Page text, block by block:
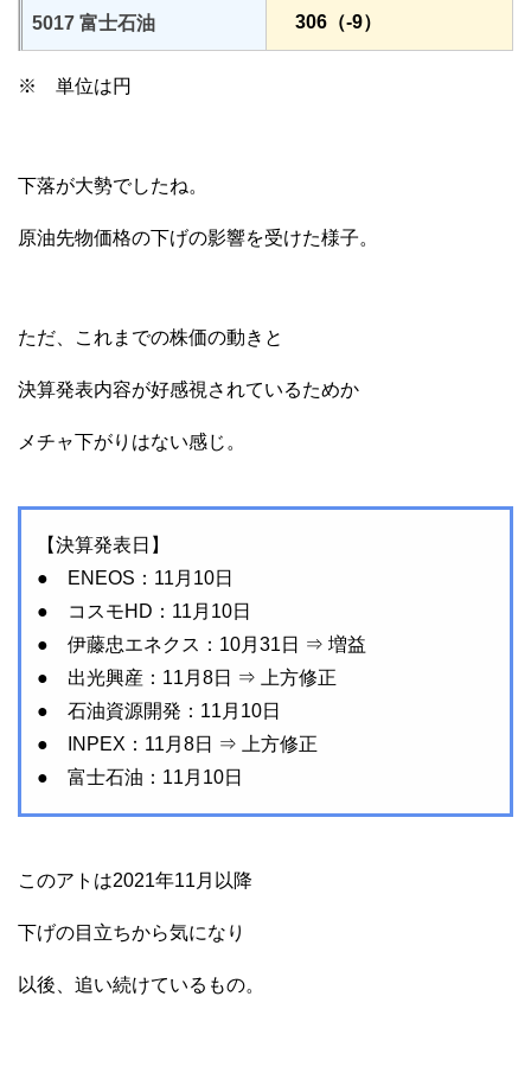
5017 富士石油 306（-9）
※ 単位は円
下落が大勢でしたね。
原油先物価格の下げの影響を受けた様子。
ただ、これまでの株価の動きと
決算発表内容が好感視されているためか
メチャ下がりはない感じ。
【決算発表日】
● ENEOS：11月10日
● コスモHD：11月10日
● 伊藤忠エネクス：10月31日 ⇒ 増益
● 出光興産：11月8日 ⇒ 上方修正
● 石油資源開発：11月10日
● INPEX：11月8日 ⇒ 上方修正
● 富士石油：11月10日
このアトは2021年11月以降
下げの目立ちから気になり
以後、追い続けているもの。